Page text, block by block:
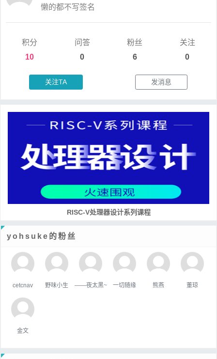
懒的都不写签名
积分
10
问答
0
粉丝
6
关注
0
关注TA 发消息
RISC-V处理器设计系列课程
yohsuke的粉丝
cetcnav 野味小生 ——夜太黑~ 一切随缘 熊燕 董琼
金文